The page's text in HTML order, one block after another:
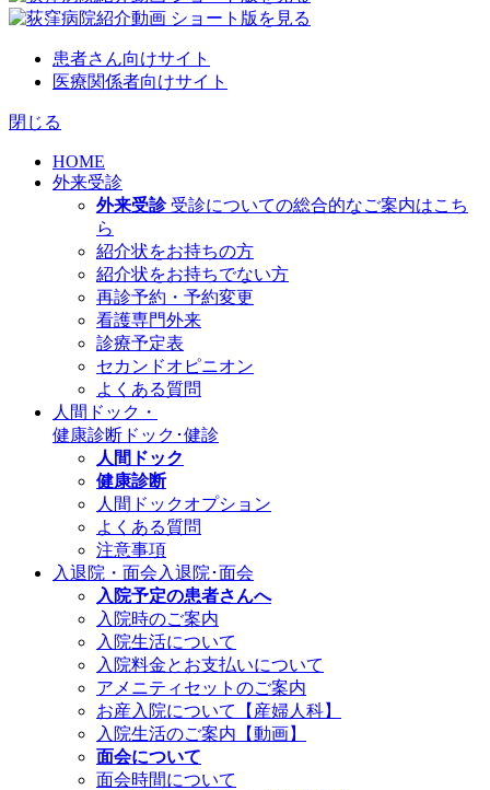
患者さん向けサイト
医療関係者向けサイト
閉じる
HOME
外来受診
外来受診 受診についての総合的なご案内はこち
ら
紹介状をお持ちの方
紹介状をお持ちでない方
再診予約・予約変更
看護専門外来
診療予定表
セカンドオピニオン
よくある質問
人間ドック・
健康診断 ドック･健診
人間ドック
健康診断
人間ドックオプション
よくある質問
注意事項
入退院・面会 入退院･面会
入院予定の患者さんへ
入院時のご案内
入院生活について
入院料金とお支払いについて
アメニティセットのご案内
お産入院について【産婦人科】
入院生活のご案内【動画】
面会について
面会時間について